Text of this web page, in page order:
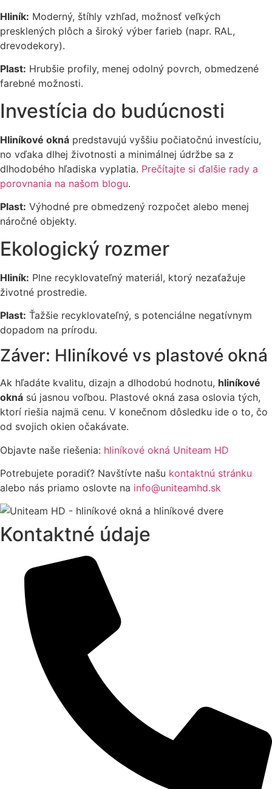
Hliník: Moderný, štíhly vzhľad, možnosť veľkých
presklených plôch a široký výber farieb (napr. RAL,
drevodekory).
Plast: Hrubšie profily, menej odolný povrch, obmedzené
farebné možnosti.
Investícia do budúcnosti
Hliníkové okná predstavujú vyššiu počiatočnú investíciu,
no vďaka dlhej životnosti a minimálnej údržbe sa z
dlhodobého hľadiska vyplatia. Prečítajte si ďalšie rady a
porovnania na našom blogu.
Plast: Výhodné pre obmedzený rozpočet alebo menej
náročné objekty.
Ekologický rozmer
Hliník: Plne recyklovateľný materiál, ktorý nezaťažuje
životné prostredie.
Plast: Ťažšie recyklovateľný, s potenciálne negatívnym
dopadom na prírodu.
Záver: Hliníkové vs plastové okná
Ak hľadáte kvalitu, dizajn a dlhodobú hodnotu, hliníkové
okná sú jasnou voľbou. Plastové okná zasa oslovia tých,
ktorí riešia najmä cenu. V konečnom dôsledku ide o to, čo
od svojich okien očakávate.
Objavte naše riešenia: hliníkové okná Uniteam HD
Potrebujete poradiť? Navštívte našu kontaktnú stránku
alebo nás priamo oslovte na info@uniteamhd.sk
Kontaktné údaje